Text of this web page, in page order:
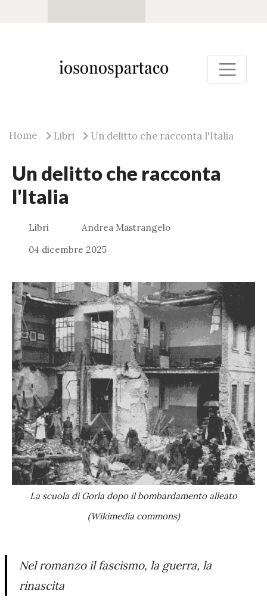
Home Libri Un delitto che racconta l'Italia
Un delitto che racconta
l'Italia
Libri
Andrea Mastrangelo
04 dicembre 2025
La scuola di Gorla dopo il bombardamento alleato
(Wikimedia commons)
Nel romanzo il fascismo, la guerra, la
rinascita